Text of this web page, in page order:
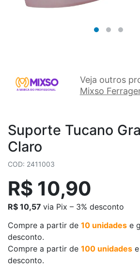
Veja outros
Mixso
Suporte Tucano
Claro
COD: 2411003
R$ 10,90
R$ 10,57 via Pix – 3% desconto
Compre a partir de 10 unidades e
desconto.
Compre a partir de 100 unidades
desconto.